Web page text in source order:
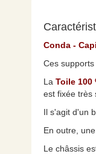
images
Conda -
Ces
La Toile 100
est fixée très
Il s'agit d'un
En outre,
Le châssis